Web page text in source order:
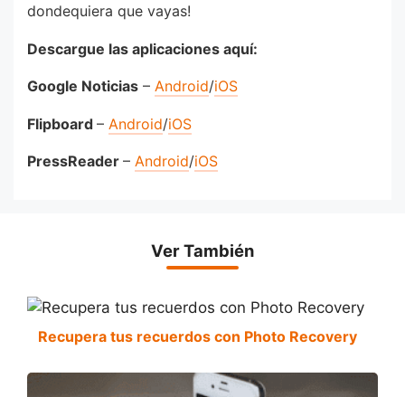
dondequiera que vayas!
Descargue las aplicaciones aquí:
Google Noticias – Android/iOS
Flipboard – Android/iOS
PressReader – Android/iOS
Ver También
Recupera tus recuerdos con Photo Recovery